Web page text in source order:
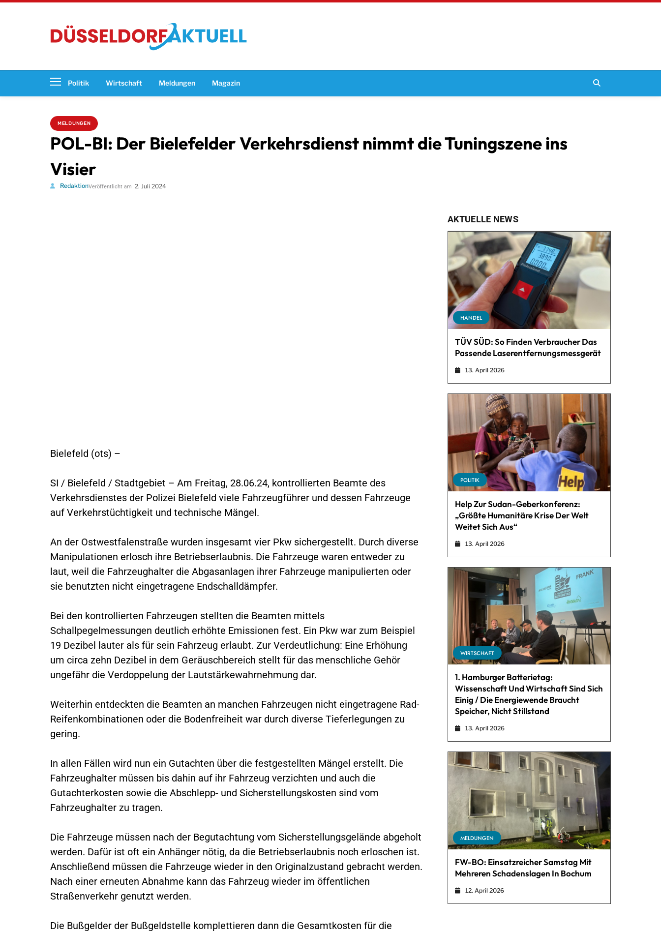
Politik Wirtschaft Meldungen Magazin
MELDUNGEN
POL-BI: Der Bielefelder Verkehrsdienst nimmt die Tuningszene ins
Visier
RedaktionVeröffentlicht am 2. Juli 2024
Bielefeld (ots) –
SI / Bielefeld / Stadtgebiet – Am Freitag, 28.06.24, kontrollierten Beamte des
Verkehrsdienstes der Polizei Bielefeld viele Fahrzeugführer und dessen Fahrzeuge
auf Verkehrstüchtigkeit und technische Mängel.
An der Ostwestfalenstraße wurden insgesamt vier Pkw sichergestellt. Durch diverse
Manipulationen erlosch ihre Betriebserlaubnis. Die Fahrzeuge waren entweder zu
laut, weil die Fahrzeughalter die Abgasanlagen ihrer Fahrzeuge manipulierten oder
sie benutzten nicht eingetragene Endschalldämpfer.
Bei den kontrollierten Fahrzeugen stellten die Beamten mittels
Schallpegelmessungen deutlich erhöhte Emissionen fest. Ein Pkw war zum Beispiel
19 Dezibel lauter als für sein Fahrzeug erlaubt. Zur Verdeutlichung: Eine Erhöhung
um circa zehn Dezibel in dem Geräuschbereich stellt für das menschliche Gehör
ungefähr die Verdoppelung der Lautstärkewahrnehmung dar.
Weiterhin entdeckten die Beamten an manchen Fahrzeugen nicht eingetragene Rad-
Reifenkombinationen oder die Bodenfreiheit war durch diverse Tieferlegungen zu
gering.
In allen Fällen wird nun ein Gutachten über die festgestellten Mängel erstellt. Die
Fahrzeughalter müssen bis dahin auf ihr Fahrzeug verzichten und auch die
Gutachterkosten sowie die Abschlepp- und Sicherstellungskosten sind vom
Fahrzeughalter zu tragen.
Die Fahrzeuge müssen nach der Begutachtung vom Sicherstellungsgelände abgeholt
werden. Dafür ist oft ein Anhänger nötig, da die Betriebserlaubnis noch erloschen ist.
Anschließend müssen die Fahrzeuge wieder in den Originalzustand gebracht werden.
Nach einer erneuten Abnahme kann das Fahrzeug wieder im öffentlichen
Straßenverkehr genutzt werden.
Die Bußgelder der Bußgeldstelle komplettieren dann die Gesamtkosten für die
AKTUELLE NEWS
HANDEL
TÜV SÜD: So Finden Verbraucher Das
Passende Laserentfernungsmessgerät
13. April 2026
POLITIK
Help Zur Sudan-Geberkonferenz:
„Größte Humanitäre Krise Der Welt
Weitet Sich Aus“
13. April 2026
WIRTSCHAFT
1. Hamburger Batterietag:
Wissenschaft Und Wirtschaft Sind Sich
Einig / Die Energiewende Braucht
Speicher, Nicht Stillstand
13. April 2026
MELDUNGEN
FW-BO: Einsatzreicher Samstag Mit
Mehreren Schadenslagen In Bochum
12. April 2026